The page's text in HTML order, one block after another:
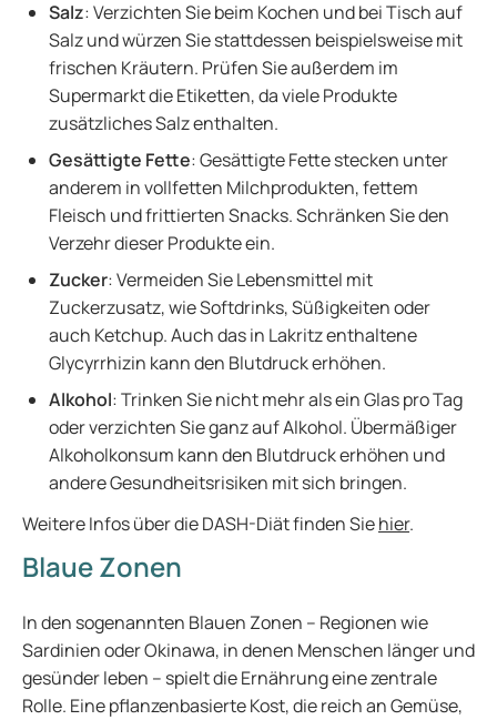
Salz: Verzichten Sie beim Kochen und bei Tisch auf
Salz und würzen Sie stattdessen beispielsweise mit
frischen Kräutern. Prüfen Sie außerdem im
Supermarkt die Etiketten, da viele Produkte
zusätzliches Salz enthalten.
Gesättigte Fette:Gesättigte Fette stecken unter
anderem in vollfetten Milchprodukten, fettem
Fleisch und frittierten Snacks. Schränken Sie den
Verzehr dieser Produkte ein.
Zucker: Vermeiden Sie Lebensmittel mit
Zuckerzusatz, wie Softdrinks, Süßigkeiten oder
auch Ketchup. Auch das in Lakritz enthaltene
Glycyrrhizin kann den Blutdruck erhöhen.
Alkohol: Trinken Sie nicht mehr als ein Glas pro Tag
oder verzichten Sie ganz auf Alkohol. Übermäßiger
Alkoholkonsum kann den Blutdruck erhöhen und
andere Gesundheitsrisiken mit sich bringen.
Weitere Infos über die DASH-Diät finden Siehier.
Blaue Zonen
In den sogenannten Blauen Zonen – Regionen wie
Sardinien oder Okinawa, in denen Menschen länger und
gesünder leben – spielt die Ernährung eine zentrale
Rolle. Eine pflanzenbasierte Kost, die reich an Gemüse,